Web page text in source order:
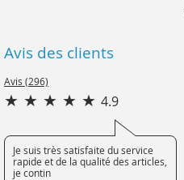
Avis des clients
Avis (296)
4.9
Je suis très satisfaite du service
rapide et de la qualité des articles,
je contin